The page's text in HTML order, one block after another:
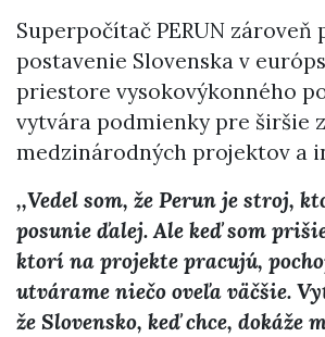
Superpočítač PERUN zároveň
postavenie Slovenska v
priestore vysokovýkonného
vytvára podmienky pre širšie
medzinárodných projektov a
,,Vedel som, že Perun je stroj,
posunie ďalej. Ale keď som
ktorí na projekte pracujú,
utvárame niečo oveľa väčšie.
že Slovensko, keď chce, dokáže